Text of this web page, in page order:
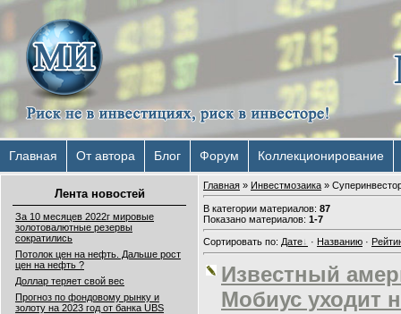
Главная От автора Блог Форум Коллекционирование
Лента новостей
За 10 месяцев 2022г мировые
золотовалютные резервы
сократились
Потолок цен на нефть. Дальше рост
цен на нефть ?
Доллар теряет свой вес
Прогноз по фондовому рынку и
золоту на 2023 год от банка UBS
Главная » Инвестмозаика »
В категории материалов: 87
Показано материалов: 1-7
Сортировать по: Дате · Названию ·
Известный
Мобиус уходит